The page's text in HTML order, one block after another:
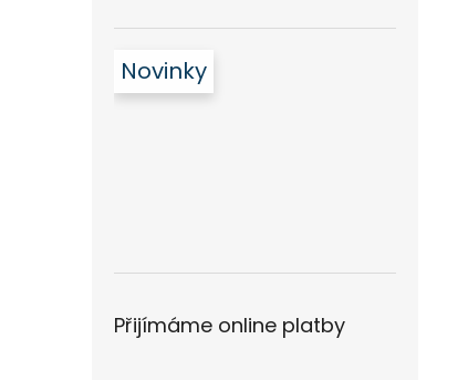
Novinky
Přijímáme online platby